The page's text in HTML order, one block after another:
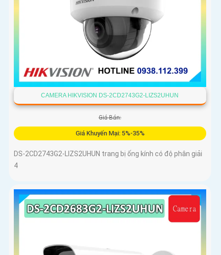
CAMERA HIKVISION DS-2CD2743G2-LIZS2UHUN
Giá Bán:
Giá Khuyến Mại: 5%-35%
DS-2CD2743G2-LIZS2UHUN trang bị ống kính có độ phân giải
4